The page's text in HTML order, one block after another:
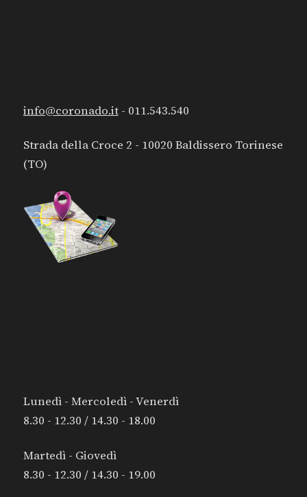
info@coronado.it- 011.543.540
Strada della Croce 2 - 10020 Baldissero Torinese
(TO)
Lunedì - Mercoledì - Venerdì
8.30 - 12.30 / 14.30 - 18.00
Martedì - Giovedì
8.30 - 12.30 / 14.30 - 19.00